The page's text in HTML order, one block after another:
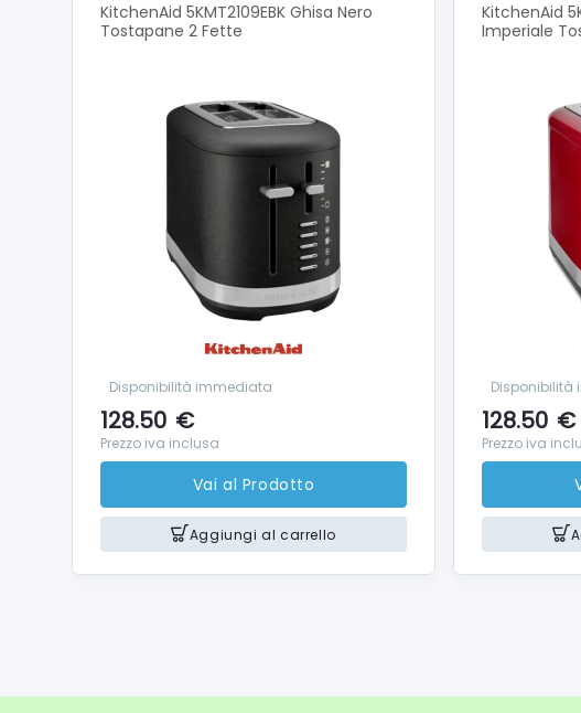
KitchenAid 5KMT2109EBK Ghisa Nero
Tostapane 2 Fette
Disponibilità immediata
128.50 €
Prezzo iva inclusa
Vai al Prodotto
Aggiungi al carrello
KitchenAid
Imperiale
Disponibilità
128.50 €
Prezzo iva